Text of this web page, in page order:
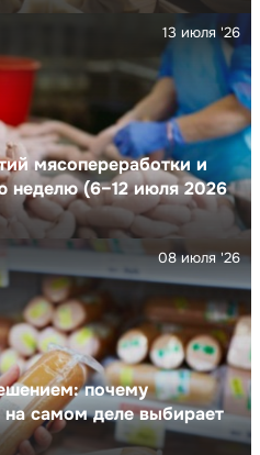
мясопереработки и
неделю (6–12 июля 2026
13 июля '26
почему
самом деле выбирает
08 июля '26